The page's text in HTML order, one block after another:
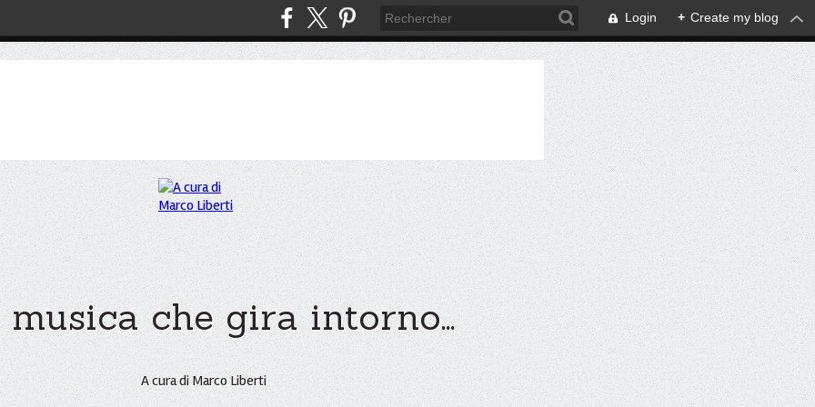
Login + Create my blog
che gira intorno...
A cura di Marco Liberti